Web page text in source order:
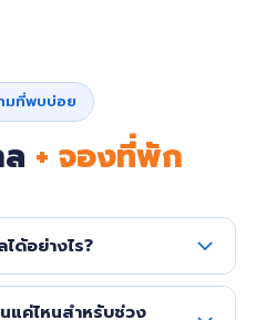
มที่พบบ่อย
+ จองที่พัก
ด้อย่างไร?
ะบุพื้นที่ที่ใกล้งาน เช่น เขาใหญ่
@Haadoo ให้ทีมช่วยแนะนำ
แค่ไหนสำหรับช่วง